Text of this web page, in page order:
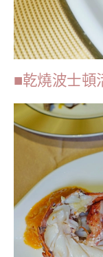
■乾燒波士頓